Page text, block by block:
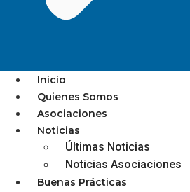
Inicio
Quienes Somos
Asociaciones
Noticias
Últimas Noticias
Noticias Asociaciones
Buenas Prácticas
I. CONCURSO DE
GIPUZKOA